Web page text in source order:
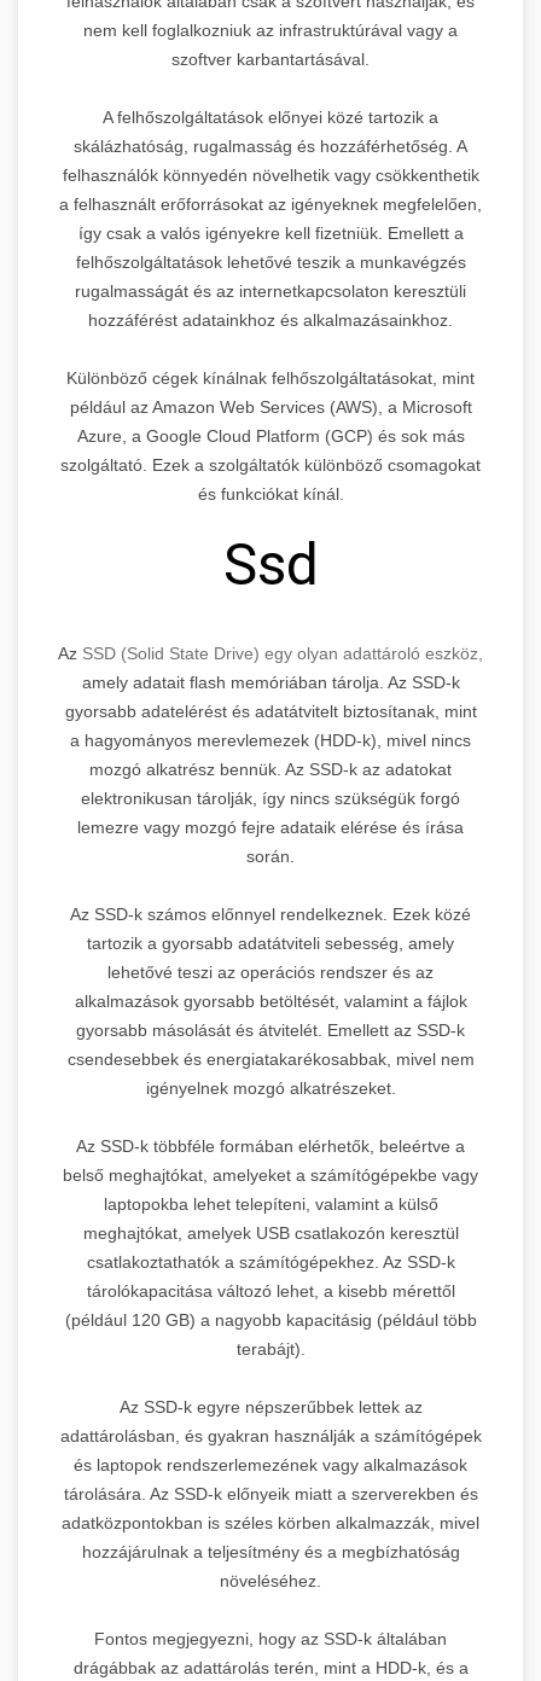
nem kell foglalkozniuk az infrastruktúrával vagy a
szoftver karbantartásával.
A felhőszolgáltatások előnyei közé tartozik a
skálázhatóság, rugalmasság és hozzáférhetőség. A
felhasználók könnyedén növelhetik vagy csökkenthetik
a felhasznált erőforrásokat az igényeknek megfelelően,
így csak a valós igényekre kell fizetniük. Emellett a
felhőszolgáltatások lehetővé teszik a munkavégzés
rugalmasságát és az internetkapcsolaton keresztüli
hozzáférést adatainkhoz és alkalmazásainkhoz.
Különböző cégek kínálnak felhőszolgáltatásokat, mint
például az Amazon Web Services (AWS), a Microsoft
Azure, a Google Cloud Platform (GCP) és sok más
szolgáltató. Ezek a szolgáltatók különböző csomagokat
és funkciókat kínál.
Ssd
Az SSD (Solid State Drive) egy olyan adattároló eszköz,
amely adatait flash memóriában tárolja. Az SSD-k
gyorsabb adatelérést és adatátvitelt biztosítanak, mint
a hagyományos merevlemezek (HDD-k), mivel nincs
mozgó alkatrész bennük. Az SSD-k az adatokat
elektronikusan tárolják, így nincs szükségük forgó
lemezre vagy mozgó fejre adataik elérése és írása
során.
Az SSD-k számos előnnyel rendelkeznek. Ezek közé
tartozik a gyorsabb adatátviteli sebesség, amely
lehetővé teszi az operációs rendszer és az
alkalmazások gyorsabb betöltését, valamint a fájlok
gyorsabb másolását és átvitelét. Emellett az SSD-k
csendesebbek és energiatakarékosabbak, mivel nem
igényelnek mozgó alkatrészeket.
Az SSD-k többféle formában elérhetők, beleértve a
belső meghajtókat, amelyeket a számítógépekbe vagy
laptopokba lehet telepíteni, valamint a külső
meghajtókat, amelyek USB csatlakozón keresztül
csatlakoztathatók a számítógépekhez. Az SSD-k
tárolókapacitása változó lehet, a kisebb mérettől
(például 120 GB) a nagyobb kapacitásig (például több
terabájt).
Az SSD-k egyre népszerűbbek lettek az
adattárolásban, és gyakran használják a számítógépek
és laptopok rendszerlemezének vagy alkalmazások
tárolására. Az SSD-k előnyeik miatt a szerverekben és
adatközpontokban is széles körben alkalmazzák, mivel
hozzájárulnak a teljesítmény és a megbízhatóság
növeléséhez.
Fontos megjegyezni, hogy az SSD-k általában
drágábbak az adattárolás terén, mint a HDD-k, és a